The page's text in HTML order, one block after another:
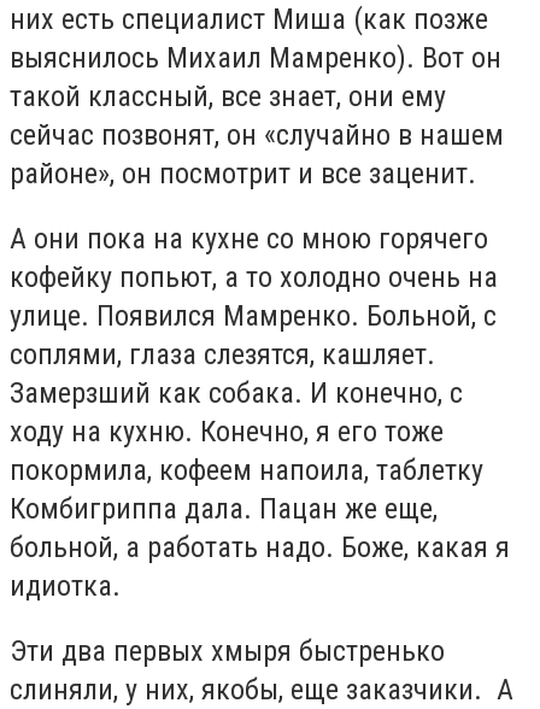
них есть специалист Миша (как позже
выяснилось Михаил Мамренко). Вот он
такой классный, все знает, они ему
сейчас позвонят, он «случайно в нашем
районе», он посмотрит и все заценит.
А они пока на кухне со мною горячего
кофейку попьют, а то холодно очень на
улице. Появился Мамренко. Больной, с
соплями, глаза слезятся, кашляет.
Замерзший как собака. И конечно, с
ходу на кухню. Конечно, я его тоже
покормила, кофеем напоила, таблетку
Комбигриппа дала. Пацан же еще,
больной, а работать надо. Боже, какая я
идиотка.
Эти два первых хмыря быстренько
слиняли, у них, якобы, еще заказчики. А